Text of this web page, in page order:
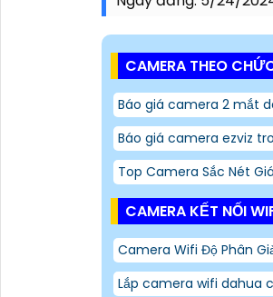
CAMERA THEO
Báo giá camera 2 mắt
Báo giá camera ezviz
Top Camera Sắc Nét
CAMERA KẾT NỐI
Camera Wifi Độ Phân
Lắp camera wifi dahua